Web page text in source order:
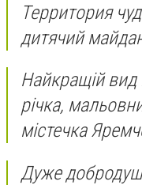
Территория
дитячий
Найкращій вид
річка,
містечка
Дуже